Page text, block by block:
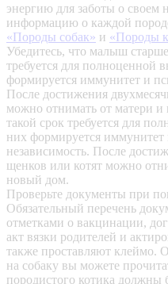
энергию для заботы о
информацию о каждой
«Породы собак» и «Породы
Убедитесь, что малыш
требуется для
формируется иммунитет и
После достижения
можно отнимать от матери
такой срок требуется для
них формируется иммунитет
независимость. После
щенков или котят можно
новый дом.
Проверьте документы при
Обязательный перечень
отметками о вакцинации,
акт вязки родителей и
также проставляют клеймо.
на собаку вы можете
породистого котика